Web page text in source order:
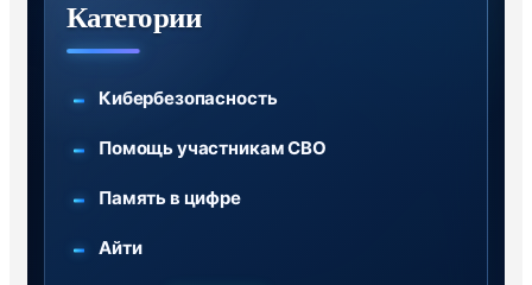
Категории
Кибербезопасность
Помощь участникам СВО
Память в цифре
Айти